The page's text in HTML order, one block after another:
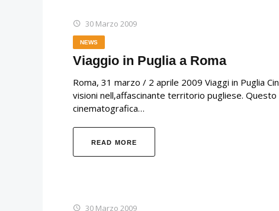
30 Marzo 2009
NEWS
Viaggio in Puglia a Roma
Roma, 31 marzo / 2 aprile 2009 Viaggi in Puglia
visioni nell‚affascinante territorio pugliese.
cinematografica…
READ MORE
30 Marzo 2009